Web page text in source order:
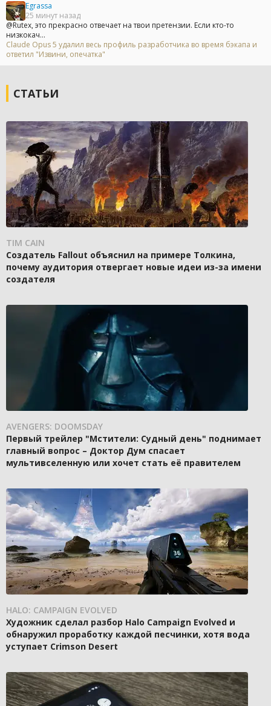
Egrassa
25 минут назад
@Rutex, это прекрасно отвечает на твои претензии. Если кто-то
низкокач...
Claude Opus 5 удалил весь профиль разработчика во время бэкапа и
ответил "Извини, опечатка"
СТАТЬИ
TIM CAIN
Создатель Fallout объяснил на примере Толкина,
почему аудитория отвергает новые идеи из-за имени
создателя
AVENGERS: DOOMSDAY
Первый трейлер "Мстители: Судный день" поднимает
главный вопрос – Доктор Дум спасает
мультивселенную или хочет стать её правителем
HALO: CAMPAIGN EVOLVED
Художник сделал разбор Halo Campaign Evolved и
обнаружил проработку каждой песчинки, хотя вода
уступает Crimson Desert